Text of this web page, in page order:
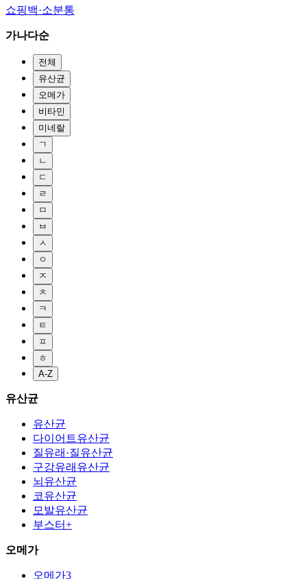
쇼핑백·소분통
가나다순
전체
유산균
오메가
비타민
미네랄
ㄱ
ㄴ
ㄷ
ㄹ
ㅁ
ㅂ
ㅅ
ㅇ
ㅈ
ㅊ
ㅋ
ㅌ
ㅍ
ㅎ
A-Z
유산균
유산균
다이어트유산균
질유래·질유산균
구강유래유산균
뇌유산균
코유산균
모발유산균
부스터+
오메가
오메가3